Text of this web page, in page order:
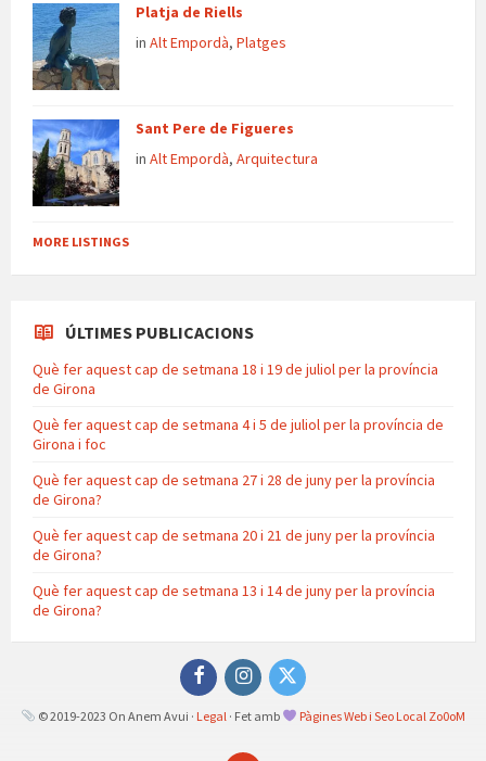
Platja de Riells
in Alt Empordà, Platges
Sant Pere de Figueres
in Alt Empordà, Arquitectura
MORE LISTINGS
ÚLTIMES PUBLICACIONS
Què fer aquest cap de setmana 18 i 19 de juliol per la província
de Girona
Què fer aquest cap de setmana 4 i 5 de juliol per la província de
Girona i foc
Què fer aquest cap de setmana 27 i 28 de juny per la província
de Girona?
Què fer aquest cap de setmana 20 i 21 de juny per la província
de Girona?
Què fer aquest cap de setmana 13 i 14 de juny per la província
de Girona?
FacebookInstagramTwitter
© 2019-2023 On Anem Avui · Legal · Fet amb Pàgines Web i Seo Local Zo0oM